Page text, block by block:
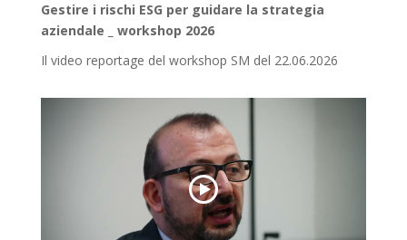
Gestire i rischi ESG per guidare la strategia
aziendale _ workshop 2026
Il video reportage del workshop SM del 22.06.2026